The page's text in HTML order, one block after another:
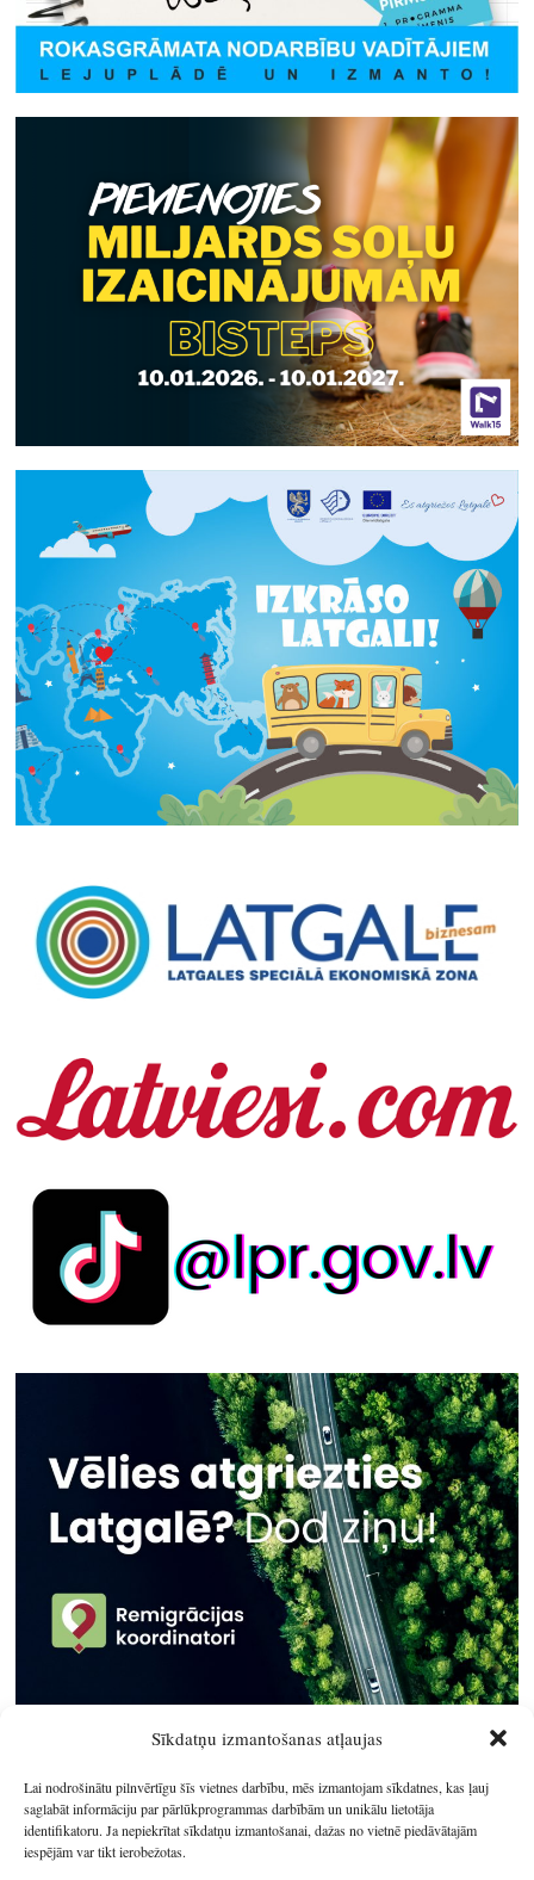
Sīkdatņu izmantošanas atļaujas
Lai nodrošinātu pilnvērtīgu šīs vietnes darbību, mēs izmantojam sīkdatnes, kas ļauj
saglabāt informāciju par pārlūkprogrammas darbībām un unikālu lietotāja
identifikatoru. Ja nepiekrītat sīkdatņu izmantošanai, dažas no vietnē piedāvātajām
iespējām var tikt ierobežotas.